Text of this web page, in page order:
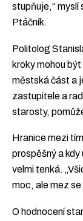
stupňuje,“ myslí
Ptáčník.
Politolog
kroky mohou
městská část a
zastupitele a
starosty,
Hranice mezi
prospěšný a
velmi tenká.
moc, ale mez
O hodnocení